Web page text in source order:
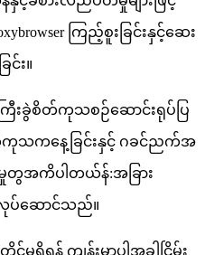
ကြည့်စူးခြင်းနှင့်ဆေး
င်း။
ြီးခွဲစိတ်ကုသစဉ်ဆောင်းရုပ်ပြ
သကနေ့ခြင်းနှင့် ဂခင်ညက်အ
တွအကိပါတယ်န်:အခြား
ပ်ဆောင်သည်။
မှုရှိရန် ကျန်းမာပါအခါငြိမ်း